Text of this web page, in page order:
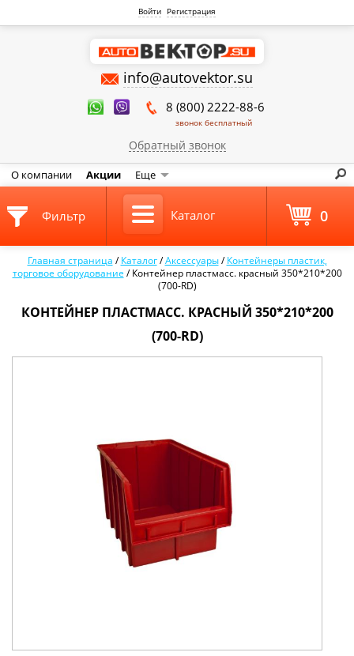
Войти Регистрация
info@autovektor.su
8 (800) 2222-88-6
звонок бесплатный
Обратный звонок
О компании Акции Еще
Главная страница /Каталог /Аксессуары /Контейнеры пластик,
торговое оборудование /Контейнер пластмасс. красный 350*210*200
(700-RD)
КОНТЕЙНЕР ПЛАСТМАСС. КРАСНЫЙ 350*210*200
(700-RD)
Фильтр Каталог 0